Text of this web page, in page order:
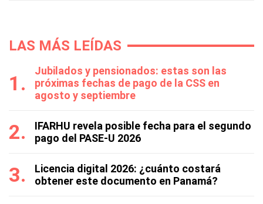
LAS MÁS LEÍDAS
Jubilados y pensionados: estas son las
próximas fechas de pago de la CSS en
agosto y septiembre
IFARHU revela posible fecha para el segundo
pago del PASE-U 2026
Licencia digital 2026: ¿cuánto costará
obtener este documento en Panamá?